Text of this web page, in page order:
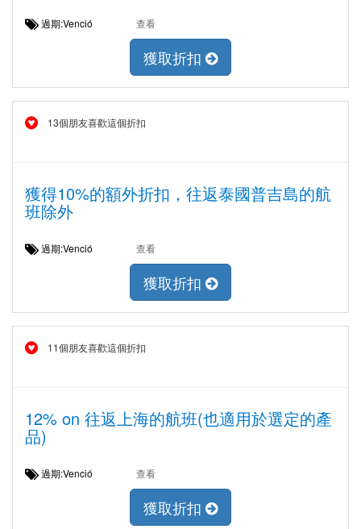
過期:Venció 查看
獲取折扣
13個朋友喜歡這個折扣
獲得10%的額外折扣，往返泰國普吉島的航
班除外
過期:Venció 查看
獲取折扣
11個朋友喜歡這個折扣
12% on 往返上海的航班(也適用於選定的產
品)
過期:Venció 查看
獲取折扣